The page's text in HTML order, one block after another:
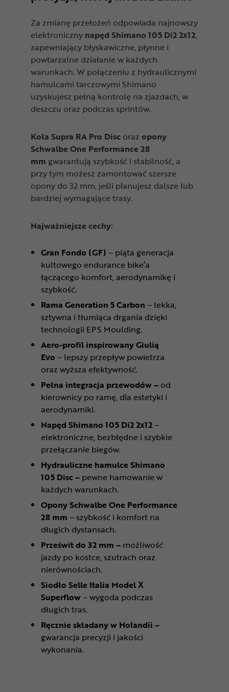
Za zmianę przełożeń odpowiada najnowszy
elektroniczny napęd Shimano 105 Di2 2x12,
zapewniający błyskawiczne, płynne i
powtarzalne działanie w każdych
warunkach. W połączeniu z hydraulicznymi
hamulcami tarczowymi Shimano
uzyskujesz pełną kontrolę na zjazdach, w
deszczu oraz podczas sprintów.
Koła Supra RA Pro Disc oraz opony
Schwalbe One Performance 28
mm gwarantują szybkość i stabilność, a
przy tym możesz zamontować szersze
opony do 32 mm, jeśli planujesz dalsze lub
bardziej wymagające trasy.
Najważniejsze cechy:
Gran Fondo (GF) – piąta generacja
kultowego endurance bike’a
łączącego komfort, aerodynamikę i
szybkość.
Rama Generation 5 Carbon – lekka,
sztywna i tłumiąca drgania dzięki
technologii EPS Moulding.
Aero-profil inspirowany Giulią
Evo – lepszy przepływ powietrza
oraz wyższa efektywność.
Pełna integracja przewodów – od
kierownicy po ramę, dla estetyki i
aerodynamiki.
Napęd Shimano 105 Di2 2x12–
elektroniczne, bezbłędne i szybkie
przełączanie biegów.
Hydrauliczne hamulce Shimano
105 Disc – pewne hamowanie w
każdych warunkach.
Opony Schwalbe One Performance
28 mm – szybkość i komfort na
długich dystansach.
Prześwit do 32 mm – możliwość
jazdy po kostce, szutrach oraz
nierównościach.
Siodło Selle Italia Model X
Superflow– wygoda podczas
długich tras.
Ręcznie składany w Holandii –
gwarancja precyzji i jakości
wykonania.